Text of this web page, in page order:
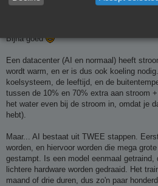
...
Bijna goed
Een datacenter (AI en normaal) heeft
wordt warm, en er is dus ook koeling
koelsysteem, de leeftijd, en de
tussen de 10% en 70% extra aan stroom
het water even bij de stroom in, omdat je
hebt).
Maar... AI bestaat uit TWEE stappen.
worden, en hiervoor worden die mega
gestampt. Is een model eenmaal getraind,
lichtere hardware worden gedraaid. Het
maand of drie duren, dus zo'n paar